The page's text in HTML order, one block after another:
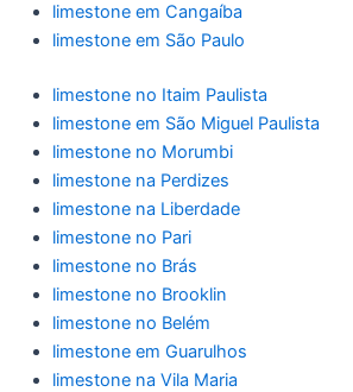
limestone em Cangaíba
limestone em São Paulo
limestone no Itaim Paulista
limestone em São Miguel Paulista
limestone no Morumbi
limestone na Perdizes
limestone na Liberdade
limestone no Pari
limestone no Brás
limestone no Brooklin
limestone no Belém
limestone em Guarulhos
limestone na Vila Maria